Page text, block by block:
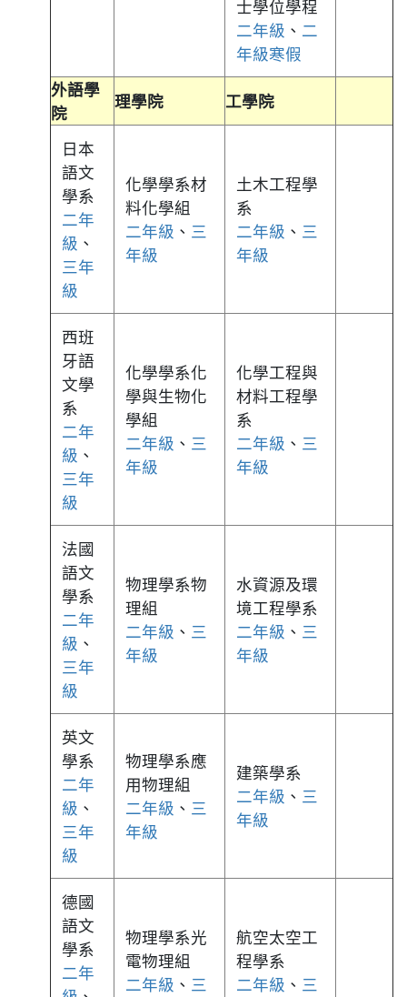
士學位學程
二年級 、 二
年級寒假
外語學
院
理學院 工學院
日本
語文
學系
二年
級 、
三年
級
化學學系材
料化學組
二年級 、 三
年級
土木工程學
系
二年級 、 三
年級
西班
牙語
文學
系
二年
級 、
三年
級
化學學系化
學與生物化
學組
二年級 、 三
年級
化學工程與
材料工程學
系
二年級 、 三
年級
法國
語文
學系
二年
級 、
三年
級
物理學系物
理組
二年級 、 三
年級
水資源及環
境工程學系
二年級 、 三
年級
英文
學系
二年
級 、
三年
級
物理學系應
用物理組
二年級 、 三
年級
建築學系
二年級 、 三
年級
德國
語文
學系
二年
物理學系光
電物理組
二年級 、 三
航空太空工
程學系
二年級 、 三